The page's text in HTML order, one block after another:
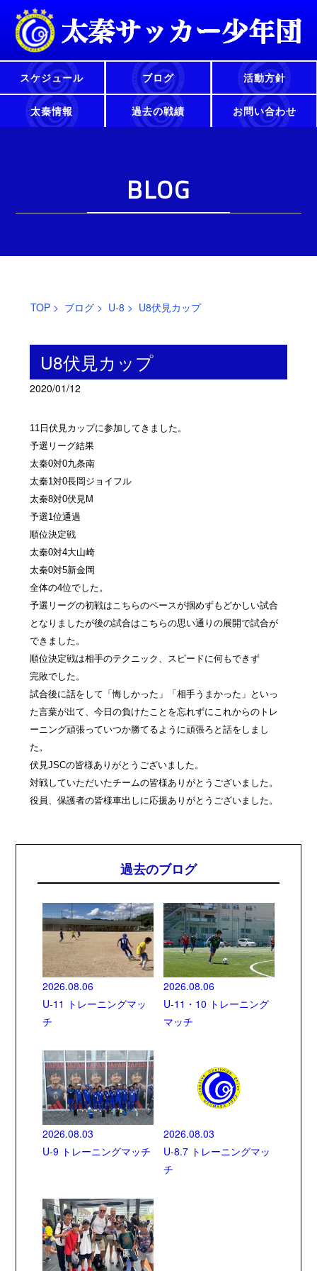
スケジュール ブログ 活動方針
太秦情報 過去の戦績 お問い合わせ
BLOG
TOP> ブログ> U-8 > U8伏見カップ
U8伏見カップ
2020/01/12
11日伏見カップに参加してきました。
予選リーグ結果
太秦0対0九条南
太秦1対0長岡ジョイフル
太秦8対0伏見M
予選1位通過
順位決定戦
太秦0対4大山崎
太秦0対5新金岡
全体の4位でした。
予選リーグの初戦はこちらのペースが掴めずもどかしい試合
となりましたが後の試合はこちらの思い通りの展開で試合が
できました。
順位決定戦は相手のテクニック、スピードに何もできず
完敗でした。
試合後に話をして「悔しかった」「相手うまかった」といっ
た言葉が出て、今日の負けたことを忘れずにこれからのトレ
ーニング頑張っていつか勝てるように頑張ろと話をしまし
た。
伏見JSCの皆様ありがとうございました。
対戦していただいたチームの皆様ありがとうございました。
役員、保護者の皆様車出しに応援ありがとうございました。
過去のブログ
2026.08.06
U-11 トレーニングマッ
チ
2026.08.06
U-11・10 トレーニング
マッチ
2026.08.03
U-9 トレーニングマッチ
2026.08.03
U-8.7 トレーニングマッ
チ